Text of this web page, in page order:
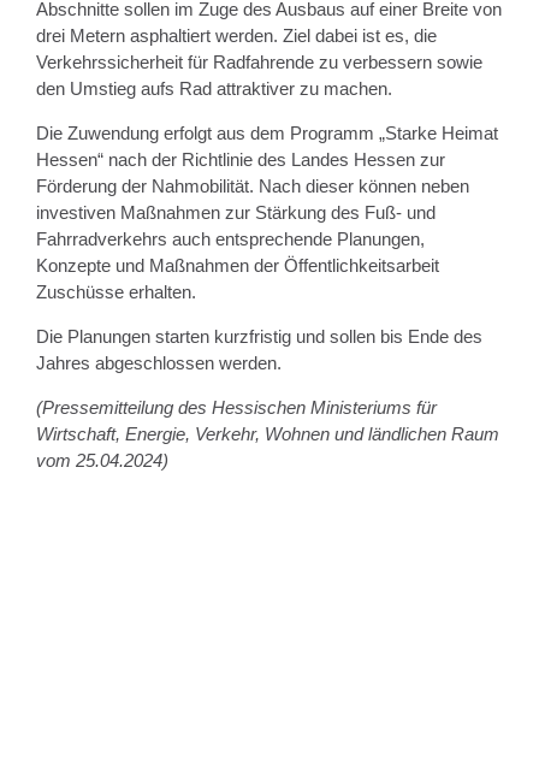
Abschnitte sollen im Zuge des Ausbaus auf einer Breite von
drei Metern asphaltiert werden. Ziel dabei ist es, die
Verkehrssicherheit für Radfahrende zu verbessern sowie
den Umstieg aufs Rad attraktiver zu machen.
Die Zuwendung erfolgt aus dem Programm „Starke Heimat
Hessen“ nach der Richtlinie des Landes Hessen zur
Förderung der Nahmobilität. Nach dieser können neben
investiven Maßnahmen zur Stärkung des Fuß- und
Fahrradverkehrs auch entsprechende Planungen,
Konzepte und Maßnahmen der Öffentlichkeitsarbeit
Zuschüsse erhalten.
Die Planungen starten kurzfristig und sollen bis Ende des
Jahres abgeschlossen werden.
(Pressemitteilung des Hessischen Ministeriums für
Wirtschaft, Energie, Verkehr, Wohnen und ländlichen Raum
vom 25.04.2024)